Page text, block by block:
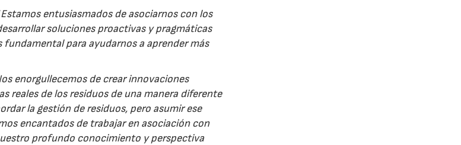
Estamos entusiasmados de asociarnos con los
soluciones proactivas y pragmáticas
para ayudarnos a aprender más
enorgullecemos de crear innovaciones
reales de los residuos de una manera diferente
la gestión de residuos, pero asumir ese
encantados de trabajar en asociación con
profundo conocimiento y perspectiva